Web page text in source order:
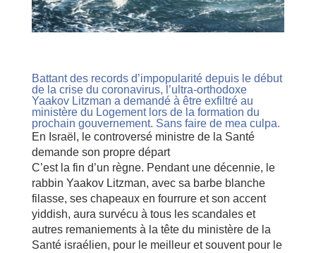
Battant des records d’impopularité depuis le début
de la crise du coronavirus, l’ultra-orthodoxe
Yaakov Litzman a demandé à être exfiltré au
ministère du Logement lors de la formation du
prochain gouvernement. Sans faire de mea culpa.
En Israël, le controversé ministre de la Santé
demande son propre départ
C’est la fin d’un règne. Pendant une décennie, le
rabbin Yaakov Litzman, avec sa barbe blanche
filasse, ses chapeaux en fourrure et son accent
yiddish, aura survécu à tous les scandales et
autres remaniements à la tête du ministère de la
Santé israélien, pour le meilleur et souvent pour le